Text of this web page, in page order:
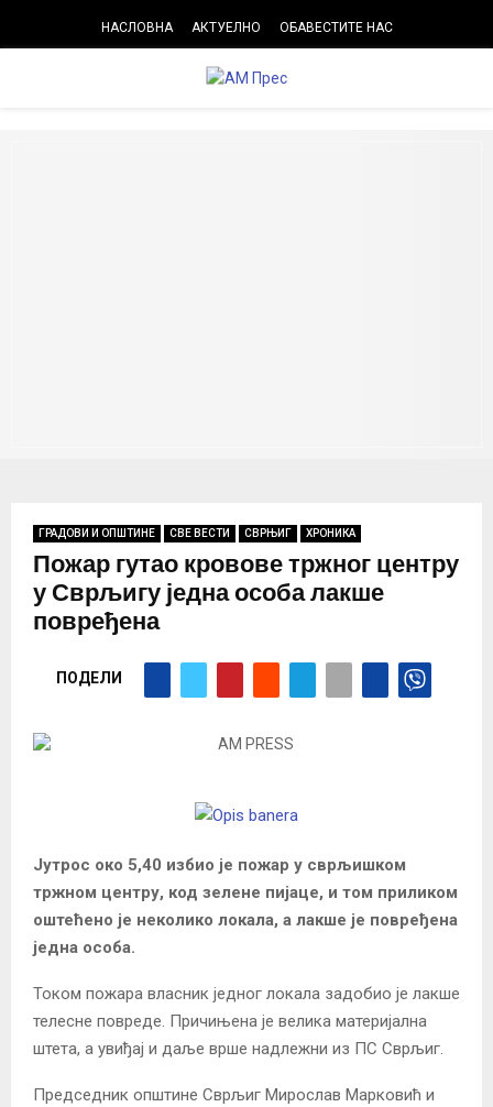
НАСЛОВНА АКТУЕЛНО ОБАВЕСТИТЕ НАС
ГРАДОВИ И ОПШТИНЕ СВЕ ВЕСТИ СВРЊИГ ХРОНИКА
Пожар гутао кровове тржног центру
у Сврљигу једна особа лакше
повређена
ПОДЕЛИ
Јутрос око 5,40 избио је пожар у сврљишком
тржном центру, код зелене пијаце, и том приликом
оштећено је неколико локала, а лакше је повређена
једна особа.
Током пожара власник једног локала задобио је лакше
телесне повреде. Причињена је велика материјална
штета, а увиђај и даље врше надлежни из ПС Сврљиг.
Председник општине Сврљиг Мирослав Марковић и